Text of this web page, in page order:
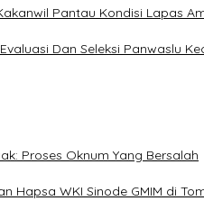
Pantau Kondisi Lapas
Dan Seleksi Panwaslu
Proses Oknum Yang Bersalah
Hapsa WKI Sinode GMIM di